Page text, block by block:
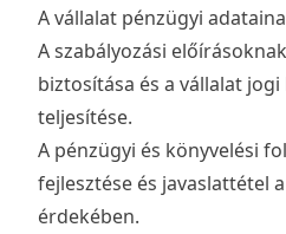
A vállalat pénzügyi
A szabályozási
biztosítása és a vállalat
teljesítése.
A pénzügyi és könyvelési
fejlesztése és javaslattétel
érdekében.